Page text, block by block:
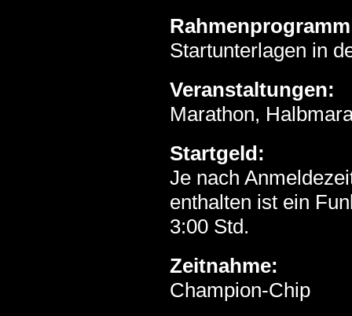
Startunterlagen in
Veranstaltungen:
Marathon,
Startgeld:
Je nach
enthalten ist ein
3:00 Std.
Zeitnahme:
Champion-Chip